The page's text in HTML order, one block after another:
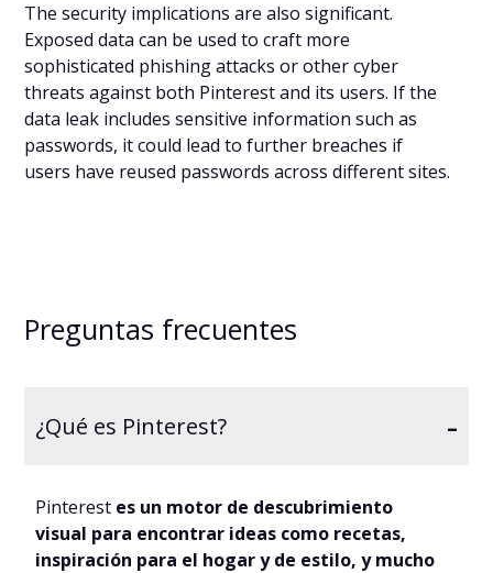
The security implications are also significant.
Exposed data can be used to craft more
sophisticated phishing attacks or other cyber
threats against both Pinterest and its users. If the
data leak includes sensitive information such as
passwords, it could lead to further breaches if
users have reused passwords across different sites.
Preguntas frecuentes
¿Qué es Pinterest? -
Pinterest es un motor de descubrimiento
visual para encontrar ideas como recetas,
inspiración para el hogar y de estilo, y mucho